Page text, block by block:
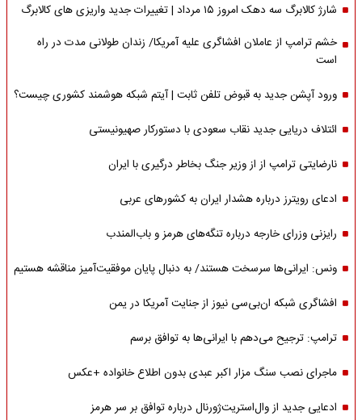
شارژ کالابرگ سه دهک امروز ۱۵ مرداد | تغییرات جدید واریزی های کالابرگ
خشم ترامپ از عاملان افشاگری‌ علیه آمریکا/ زندان طولانی مدت در راه
است
ورود آپشن جدید به قبوض تلفن ثابت | آیتم شبکه هوشمند کشوری چیست؟
ائتلاف دریایی جدید نقاب سعودی با دستورکار صهیونیستی
نارضایتی ترامپ از از وزیر جنگ بخاطر درگیری با ایران
ادعای رویترز درباره هشدار ایران به کشورهای عربی
رایزنی وزرای خارجه درباره تنگه‌های هرمز و باب‌المندب
ونس: ایرانی‌ها سرسخت هستند/ به دنبال پایان موفقیت‌آمیز مناقشه هستیم
افشاگری شبکه ان‌بی‌سی نیوز از جنایت آمریکا در یمن
ترامپ: ترجیح می‌دهم با ایرانی‌‌ها به توافق برسم
ماجرای نصب سنگ مزار اکبر عبدی بدون اطلاع خانواده +عکس
ادعایی جدید از وال‌استریت‌ژورنال درباره توافق بر سر هرمز